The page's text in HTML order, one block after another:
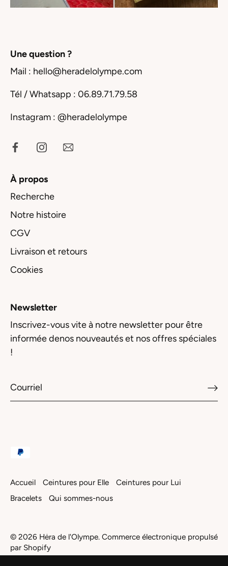
Une question ?
Mail : hello@heradelolympe.com
Tél / Whatsapp : 06.89.71.79.58
Instagram : @heradelolympe
À propos
Recherche
Notre histoire
CGV
Livraison et retours
Cookies
Newsletter
Inscrivez-vous vite à notre newsletter pour être
informée denos nouveautés et nos offres spéciales
!
Accueil Ceintures pour Elle
Ceintures pour Lui
Bracelets
Qui sommes-nous
© 2026 Hėra de l'Olympe. Commerce électronique propulsé
par Shopify